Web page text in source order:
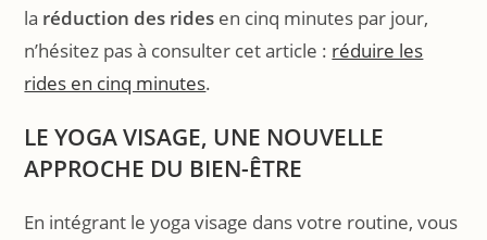
la réduction des rides en cinq minutes par jour,
n’hésitez pas à consulter cet article : réduire les
rides en cinq minutes.
LE YOGA VISAGE, UNE NOUVELLE
APPROCHE DU BIEN-ÊTRE
En intégrant le yoga visage dans votre routine, vous